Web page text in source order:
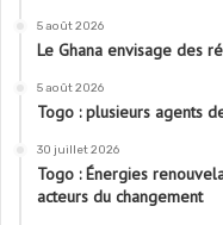
5 août 2026
Le Ghana envisage des
5 août 2026
Togo : plusieurs agents
30 juillet 2026
Togo : Énergies
acteurs du changement